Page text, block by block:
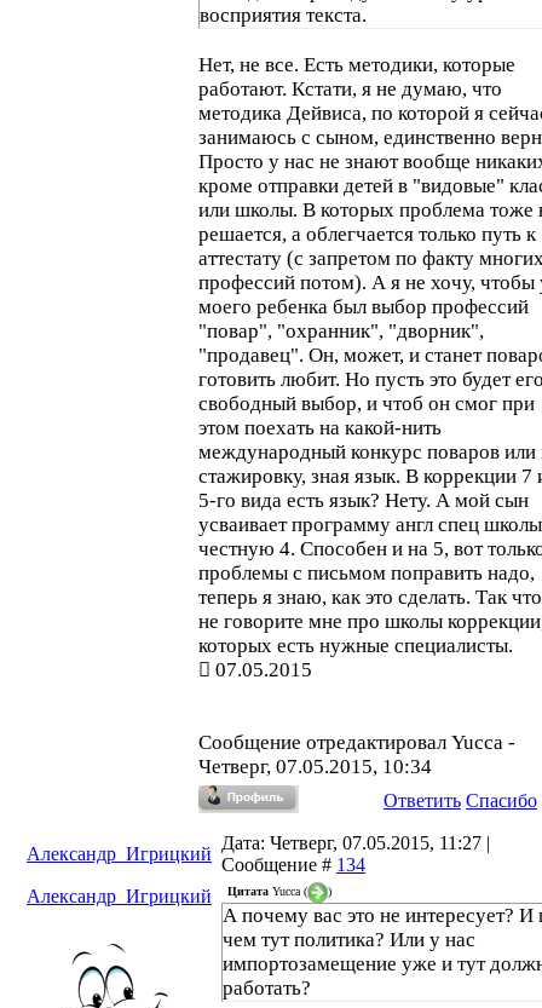
восприятия текста.
Нет, не все. Есть методики, которые
работают. Кстати, я не думаю, что
методика Дейвиса, по которой я
занимаюсь с сыном, единственно
Просто у нас не знают вообще
кроме отправки детей в "видовые"
или школы. В которых проблема тоже
решается, а облегчается только путь к
аттестату (с запретом по факту
профессий потом). А я не хочу, чтобы
моего ребенка был выбор профессий
"повар", "охранник", "дворник",
"продавец". Он, может, и станет
готовить любит. Но пусть это будет
свободный выбор, и чтоб он смог при
этом поехать на какой-нить
международный конкурс поваров или
стажировку, зная язык. В коррекции 7
5-го вида есть язык? Нету. А мой сын
усваивает программу англ спец
честную 4. Способен и на 5, вот
проблемы с письмом поправить надо,
теперь я знаю, как это сделать. Так
не говорите мне про школы
которых есть нужные специалисты.
07.05.2015
Сообщение отредактировал Yucca -
Четверг, 07.05.2015, 10:34
Ответить Спасибо
Александр_Игрицкий
Дата: Четверг, 07.05.2015, 11:27 |
Сообщение # 134
Александр_Игрицкий
Цитата Yucca ( )
А почему вас это не интересует? И
чем тут политика? Или у нас
импортозамещение уже и тут
работать?